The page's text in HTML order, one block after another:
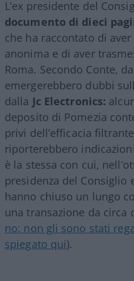
L’ex presidente del
documento di dieci
che ha raccontato di
anonima e di aver
Roma. Secondo Conte,
emergerebbero dubbi
dalla Jc Electronics:
deposito di Pomezia
privi dell’efficacia
riporterebbero
è la stessa con cui,
presidenza del Consiglio
hanno chiuso un lungo
una transazione da
no: non gli sono stati
spiegato qui).